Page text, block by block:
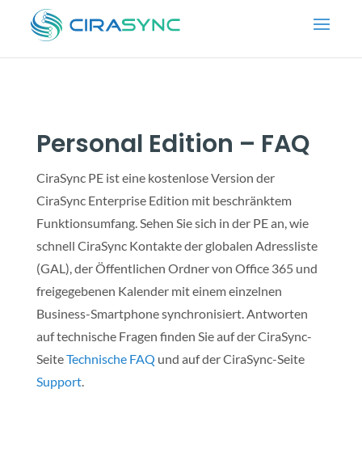
Personal Edition – FAQ
CiraSync PE ist eine kostenlose Version der
CiraSync Enterprise Edition mit beschränktem
Funktionsumfang. Sehen Sie sich in der PE an, wie
schnell CiraSync Kontakte der globalen Adressliste
(GAL), der Öffentlichen Ordner von Office 365 und
freigegebenen Kalender mit einem einzelnen
Business-Smartphone synchronisiert. Antworten
auf technische Fragen finden Sie auf der CiraSync-
SeiteTechnische FAQ und auf derCiraSync-Seite
Support.